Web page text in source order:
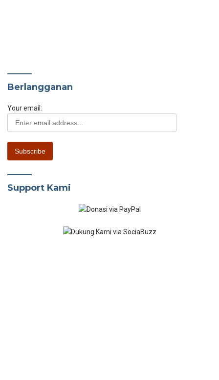
Berlangganan
Your email:
Support Kami